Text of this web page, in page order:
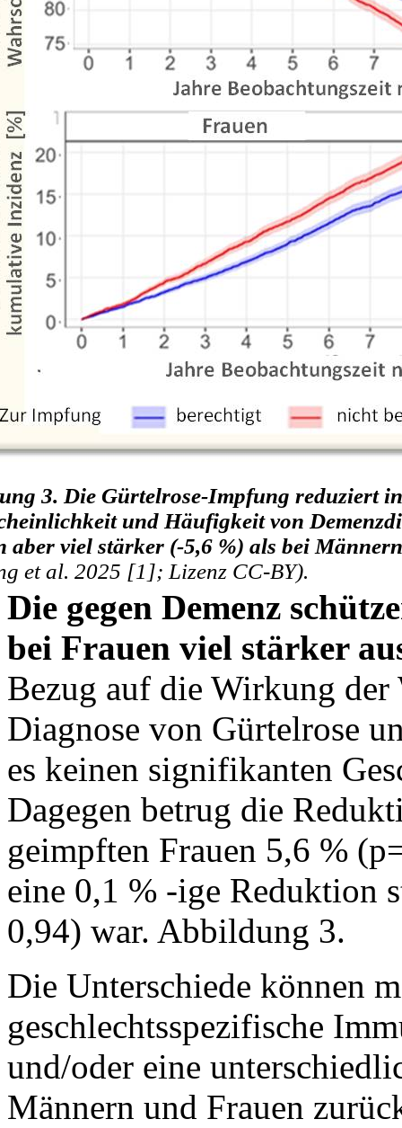
3. Die Gürtelrose-Impfung reduziert
und Häufigkeit von
aber viel stärker (-5,6 %) als bei
et al. 2025 [1]; Lizenz CC-BY).
Die gegen Demenz
bei Frauen viel stärker
Bezug auf die Wirkung
Diagnose von Gürtelrose
es keinen signifikanten
Dagegen betrug die
geimpften Frauen 5,6 %
eine 0,1 % -ige Reduktion
0,94) war. Abbildung 3.
Die Unterschiede können
geschlechtsspezifische
und/oder eine
Männern und Frauen